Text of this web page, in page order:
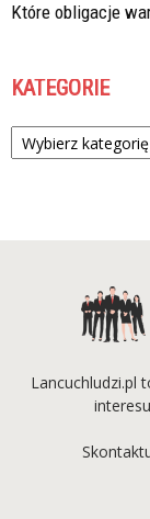
Które obligacje
KATEGORIE
Kategorie
Lancuchludzi.pl